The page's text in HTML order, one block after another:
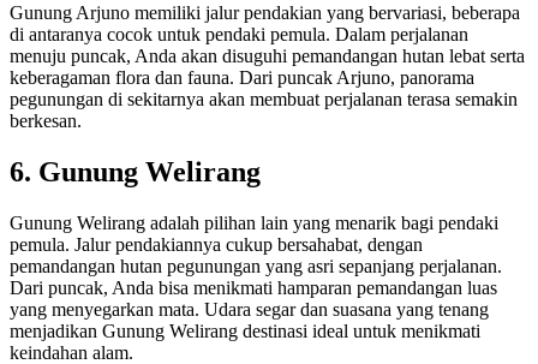
Gunung Arjuno memiliki jalur pendakian yang bervariasi, beberapa
di antaranya cocok untuk pendaki pemula. Dalam perjalanan
menuju puncak, Anda akan disuguhi pemandangan hutan lebat serta
keberagaman flora dan fauna. Dari puncak Arjuno, panorama
pegunungan di sekitarnya akan membuat perjalanan terasa semakin
berkesan.
6. Gunung Welirang
Gunung Welirang adalah pilihan lain yang menarik bagi pendaki
pemula. Jalur pendakiannya cukup bersahabat, dengan
pemandangan hutan pegunungan yang asri sepanjang perjalanan.
Dari puncak, Anda bisa menikmati hamparan pemandangan luas
yang menyegarkan mata. Udara segar dan suasana yang tenang
menjadikan Gunung Welirang destinasi ideal untuk menikmati
keindahan alam.